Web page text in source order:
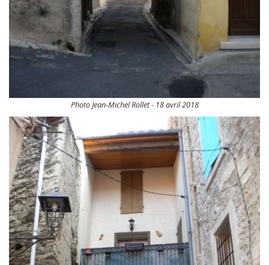
Photo Jean-Michel Rollet - 18 avril 2018